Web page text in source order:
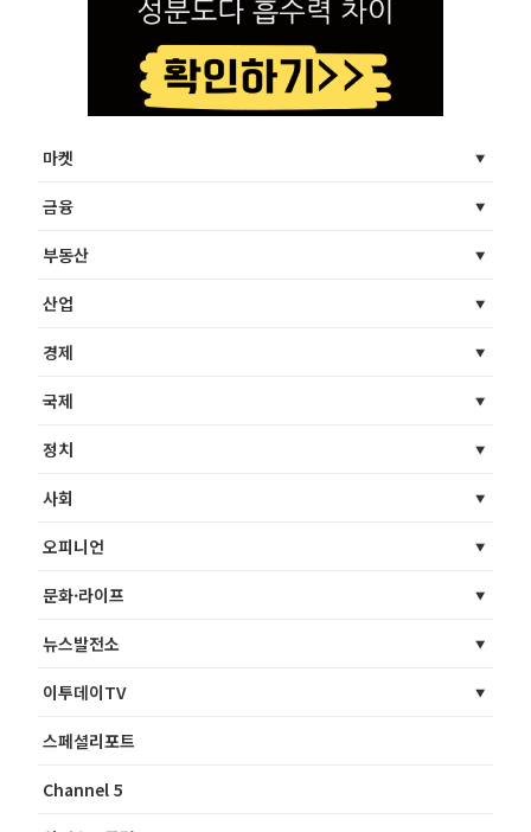
마켓
금융
부동산
산업
경제
국제
정치
사회
오피니언
문화·라이프
뉴스발전소
이투데이TV
스페셜리포트
Channel 5